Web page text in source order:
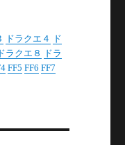
ドラクエ４
ド
ドラクエ８
ドラ
FF5 FF6 FF7